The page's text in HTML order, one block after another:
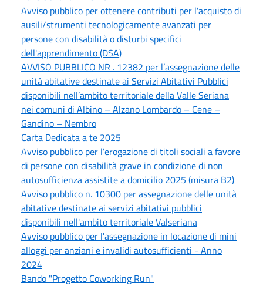
Avviso pubblico per ottenere contributi per l'acquisto di
ausili/strumenti tecnologicamente avanzati per
persone con disabilità o disturbi specifici
dell'apprendimento (DSA)
AVVISO PUBBLICO NR . 12382 per l’assegnazione delle
unità abitative destinate ai Servizi Abitativi Pubblici
disponibili nell’ambito territoriale della Valle Seriana
nei comuni di Albino – Alzano Lombardo – Cene –
Gandino – Nembro
Carta Dedicata a te 2025
Avviso pubblico per l’erogazione di titoli sociali a favore
di persone con disabilità grave in condizione di non
autosufficienza assistite a domicilio 2025 (misura B2)
Avviso pubblico n. 10300 per assegnazione delle unità
abitative destinate ai servizi abitativi pubblici
disponibili nell'ambito territoriale Valseriana
Avviso pubblico per l'assegnazione in locazione di mini
alloggi per anziani e invalidi autosufficienti - Anno
2024
Bando "Progetto Coworking Run"